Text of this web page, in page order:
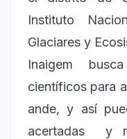
Instituto
Glaciares y
Inaigem
científicos para
ande, y así
acertadas y